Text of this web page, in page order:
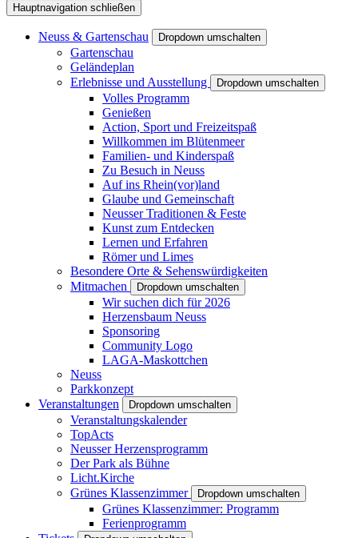
Hauptnavigation schließen
Neuss & Gartenschau Dropdown umschalten
Gartenschau
Geländeplan
Erlebnisse und Ausstellung
Dropdown umschalten
Volles Programm
Genießen
Action, Sport und Freizeitspaß
Willkommen im Blütenmeer
Familien- und Kinderspaß
Zu Besuch in Neuss
Auf ins Rhein(vor)land
Glaube und Gemeinschaft
Neusser Traditionen & Feste
Kunst zum Entdecken
Lernen und Erfahren
Römer und Limes
Besondere Orte & Sehenswürdigkeiten
Mitmachen
Dropdown umschalten
Wir suchen dich für 2026
Herzensbaum Neuss
Sponsoring
Community Logo
LAGA-Maskottchen
Neuss
Parkkonzept
Veranstaltungen
Dropdown umschalten
Veranstaltungskalender
TopActs
Neusser Herzensprogramm
Der Park als Bühne
Licht.Kirche
Grünes Klassenzimmer
Dropdown umschalten
Grünes Klassenzimmer: Programm
Ferienprogramm